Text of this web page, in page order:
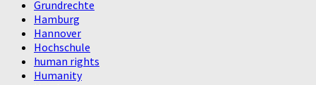
Grundrechte
Hamburg
Hannover
Hochschule
human rights
Humanity